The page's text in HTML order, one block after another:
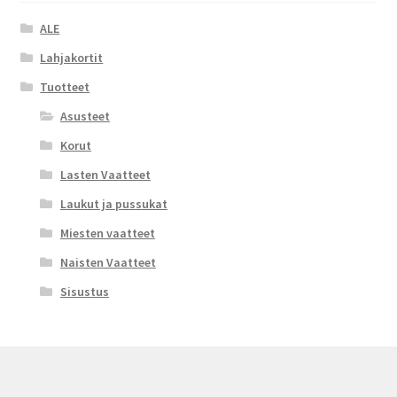
ALE
Lahjakortit
Tuotteet
Asusteet
Korut
Lasten Vaatteet
Laukut ja pussukat
Miesten vaatteet
Naisten Vaatteet
Sisustus